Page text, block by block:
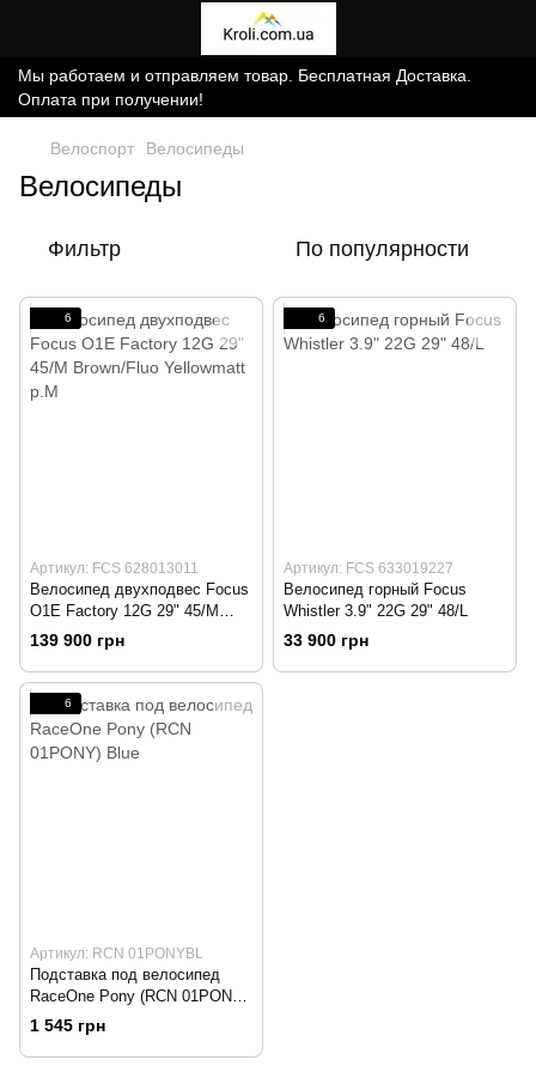
Мы работаем и отправляем товар. Бесплатная Доставка.
Оплата при получении!
Велоспорт Велосипеды
Велосипеды
Фильтр По популярности
6
Артикул: FCS 628013011
Велосипед двухподвес Focus
O1E Factory 12G 29" 45/M
Brown/Fluo Yellowmatt р.M
139 900 грн
6
Артикул: FCS 633019227
Велосипед горный Focus
Whistler 3.9" 22G 29" 48/L
33 900 грн
6
Артикул: RCN 01PONYBL
Подставка под велосипед
RaceOne Pony (RCN 01PONY)
Blue
1 545 грн